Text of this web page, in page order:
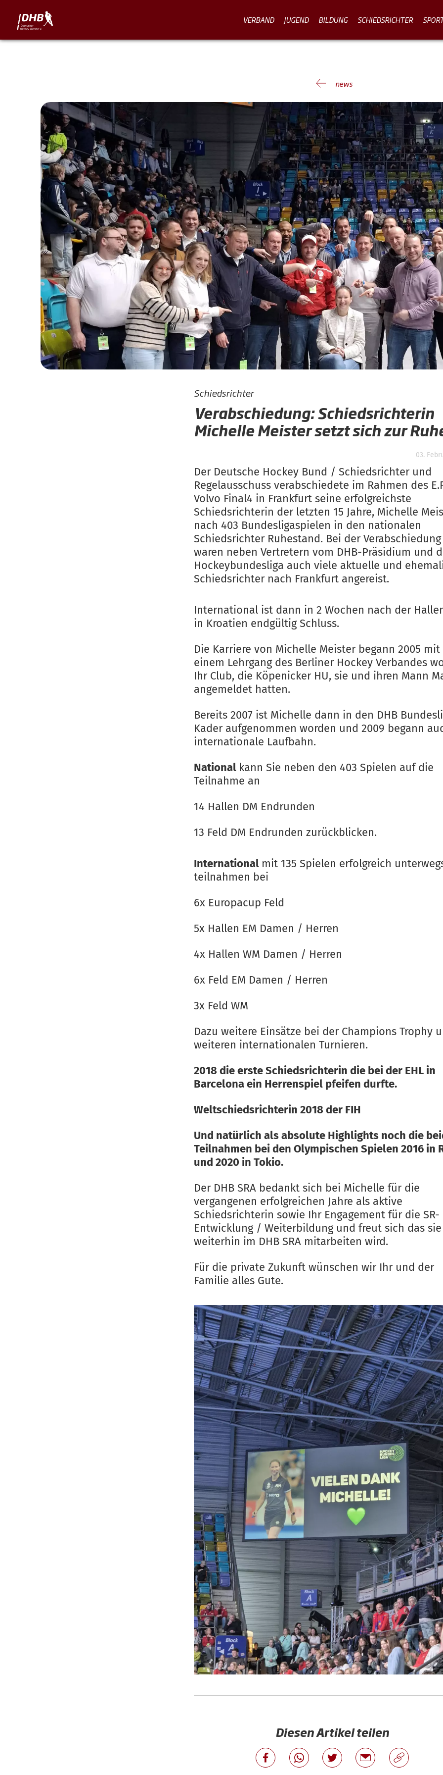
VERBAND JUGEND BILDUNG SCHIEDSRICHTER
news
Schiedsrichter
Verabschiedung: Schiedsrichterin
Michelle Meister setzt sich zur
03.
Der Deutsche Hockey Bund / Schiedsrichter und
Regelausschuss verabschiedete im Rahmen des
Volvo Final4 in Frankfurt seine erfolgreichste
Schiedsrichterin der letzten 15 Jahre, Michelle
nach 403 Bundesligaspielen in den nationalen
Schiedsrichter Ruhestand. Bei der Verabschiedung
waren neben Vertretern vom DHB-Präsidium und
Hockeybundesliga auch viele aktuelle und
Schiedsrichter nach Frankfurt angereist.
International ist dann in 2 Wochen nach der
in Kroatien endgültig Schluss.
Die Karriere von Michelle Meister begann 2005 mit
einem Lehrgang des Berliner Hockey Verbandes
Ihr Club, die Köpenicker HU, sie und ihren Mann
angemeldet hatten.
Bereits 2007 ist Michelle dann in den DHB
Kader aufgenommen worden und 2009 begann
internationale Laufbahn.
National kann Sie neben den 403 Spielen auf die
Teilnahme an
14 Hallen DM Endrunden
13 Feld DM Endrunden zurückblicken.
International mit 135 Spielen erfolgreich
teilnahmen bei
6x Europacup Feld
5x Hallen EM Damen / Herren
4x Hallen WM Damen / Herren
6x Feld EM Damen / Herren
3x Feld WM
Dazu weitere Einsätze bei der Champions Trophy
weiteren internationalen Turnieren.
2018 die erste Schiedsrichterin die bei der EHL in
Barcelona ein Herrenspiel pfeifen durfte.
Weltschiedsrichterin 2018 der FIH
Und natürlich als absolute Highlights noch die
Teilnahmen bei den Olympischen Spielen 2016 in
und 2020 in Tokio.
Der DHB SRA bedankt sich bei Michelle für die
vergangenen erfolgreichen Jahre als aktive
Schiedsrichterin sowie Ihr Engagement für die SR-
Entwicklung / Weiterbildung und freut sich das sie
weiterhin im DHB SRA mitarbeiten wird.
Für die private Zukunft wünschen wir Ihr und der
Familie alles Gute.
Diesen Artikel teilen